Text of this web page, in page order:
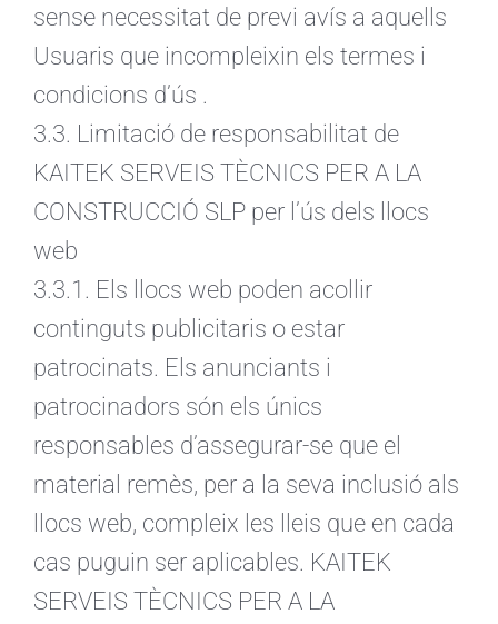
sense necessitat de previ avís a aquells
Usuaris que incompleixin els termes i
condicions d’ús .
3.3. Limitació de responsabilitat de
KAITEK SERVEIS TÈCNICS PER A LA
CONSTRUCCIÓ SLP per l’ús dels llocs
web
3.3.1. Els llocs web poden acollir
continguts publicitaris o estar
patrocinats. Els anunciants i
patrocinadors són els únics
responsables d’assegurar-se que el
material remès, per a la seva inclusió als
llocs web, compleix les lleis que en cada
cas puguin ser aplicables. KAITEK
SERVEIS TÈCNICS PER A LA